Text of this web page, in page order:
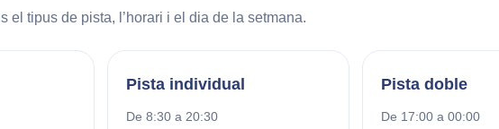
el tipus de pista, l’horari i el dia de la setmana.
Pista individual
De 8:30 a 20:30
Pista doble
De 17:00 a 00:00